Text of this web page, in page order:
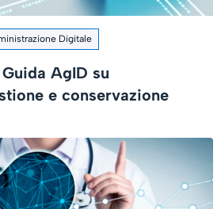
Digitale
AgID su
e conservazione